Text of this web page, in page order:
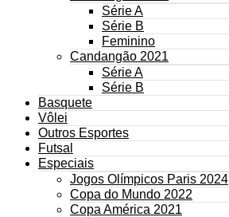
Série A
Série B
Feminino
Candangão 2021
Série A
Série B
Basquete
Vôlei
Outros Esportes
Futsal
Especiais
Jogos Olímpicos Paris 2024
Copa do Mundo 2022
Copa América 2021